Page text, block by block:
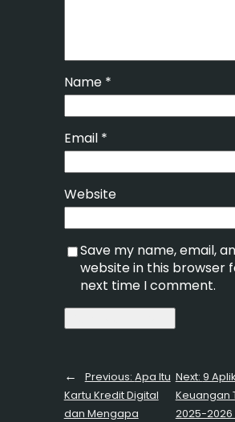
Name *
Email *
Website
Save my name, email,
website in this browser
next time I comment.
← Previous: Apa Itu
Kartu Kredit Digital
dan Mengapa
Next: 9
Keuangan
2025-2026